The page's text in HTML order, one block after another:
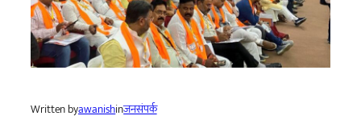
Written byawanishinजनसंपर्क